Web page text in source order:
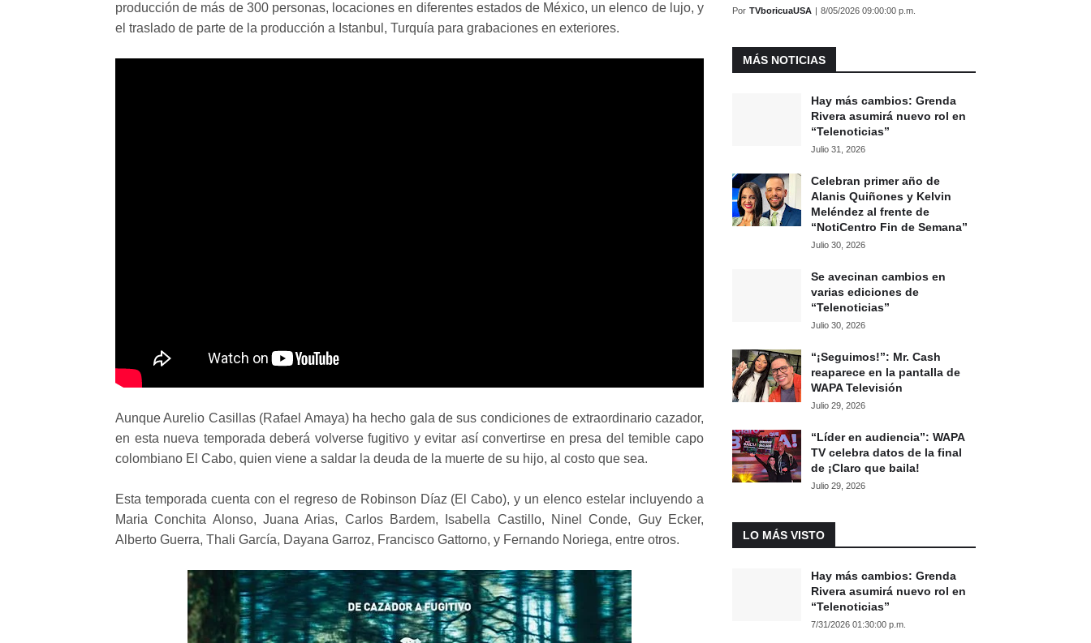
producción de más de 300 personas, locaciones en diferentes estados de México, un elenco de lujo, y
el traslado de parte de la producción a Istanbul, Turquía para grabaciones en exteriores.
Aunque Aurelio Casillas (Rafael Amaya) ha hecho gala de sus condiciones de extraordinario cazador,
en esta nueva temporada deberá volverse fugitivo y evitar así convertirse en presa del temible capo
colombiano El Cabo, quien viene a saldar la deuda de la muerte de su hijo, al costo que sea.
Esta temporada cuenta con el regreso de Robinson Díaz (El Cabo), y un elenco estelar incluyendo a
Maria Conchita Alonso, Juana Arias, Carlos Bardem, Isabella Castillo, Ninel Conde, Guy Ecker,
Alberto Guerra, Thali García, Dayana Garroz, Francisco Gattorno, y Fernando Noriega, entre otros.
Por TVboricuaUSA | 8/05/2026 09:00:00 p.m.
MÁS NOTICIAS
Hay más cambios: Grenda
Rivera asumirá nuevo rol en
“Telenoticias”
Julio 31, 2026
Celebran primer año de
Alanis Quiñones y Kelvin
Meléndez al frente de
“NotiCentro Fin de Semana”
Julio 30, 2026
Se avecinan cambios en
varias ediciones de
“Telenoticias”
Julio 30, 2026
“¡Seguimos!”: Mr. Cash
reaparece en la pantalla de
WAPA Televisión
Julio 29, 2026
“Líder en audiencia”: WAPA
TV celebra datos de la final
de ¡Claro que baila!
Julio 29, 2026
LO MÁS VISTO
Hay más cambios: Grenda
Rivera asumirá nuevo rol en
“Telenoticias”
7/31/2026 01:30:00 p.m.